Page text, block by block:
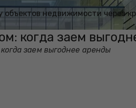
недвижимости через
когда заем
заем выгоднее аренды